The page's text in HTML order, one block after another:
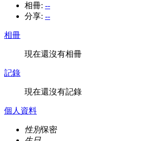
相冊: --
分享: --
相冊
現在還沒有相冊
記錄
現在還沒有記錄
個人資料
性別保密